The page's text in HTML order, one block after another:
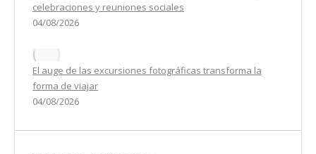
celebraciones y reuniones sociales
04/08/2026
El auge de las excursiones fotográficas transforma la
forma de viajar
04/08/2026